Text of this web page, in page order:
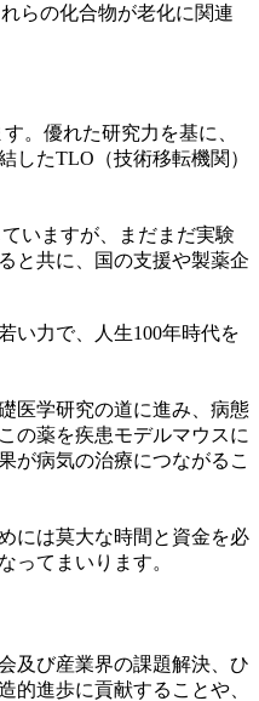
らの化合物が老化に関連
。優れた研究力を基に、
したTLO（技術移転機関）
いますが、まだまだ実験
と共に、国の支援や製薬企
い力で、人生100年時代を
医学研究の道に進み、病態
の薬を疾患モデルマウスに
が病気の治療につながるこ
には莫大な時間と資金を必
ってまいります。
及び産業界の課題解決、ひ
進歩に貢献することや、